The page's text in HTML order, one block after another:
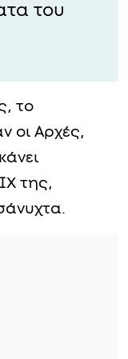
του
το
οι Αρχές,
της,